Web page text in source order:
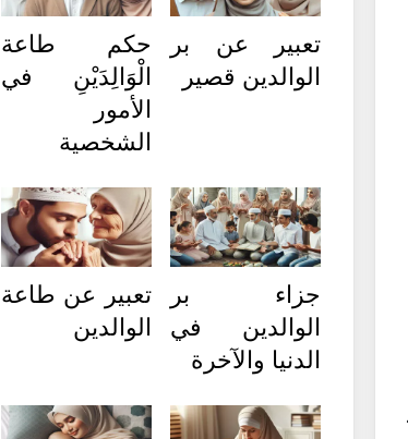
تعبير عن بر
الوالدين قصير
حكم طاعة
الْوَالِدَيْنِ في
الأمور
الشخصية
جزاء بر
الوالدين في
الدنيا والآخرة
تعبير عن طاعة
الوالدين